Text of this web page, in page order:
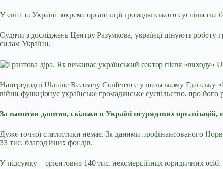
У світі та Україні зокрема організації громадянського
Судячи з досліджень Центру Разумкова, українці цінують роботу
силам України.
Напередодні Ukraine Recovery Conference у польському Гданську
війни функціонує українське громадянське суспільство, про
За вашими даними, скільки в Україні неурядових організацій,
Дуже точної статистики немає. За даними профінансованого
33 тис. благодійних фондів.
У підсумку – орієнтовно 140 тис. некомерційних юридичних